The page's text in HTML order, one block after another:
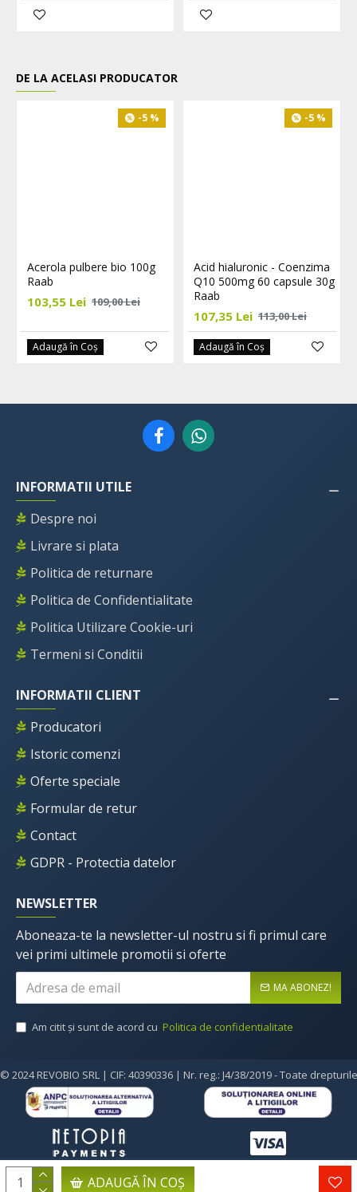
ADAUGĂ ÎN COŞ
DE LA ACELASI PRODUCATOR
-5 %
Acerola pulbere bio 100g
Raab
103,55 Lei 109,00 Lei
Adaugă în Coş
-5 %
Acid hialuronic - Coenzima
Q10 500mg 60 capsule 30g
Raab
107,35 Lei 113,00 Lei
Adaugă în Coş
INFORMATII UTILE
Despre noi
Livrare si plata
Politica de returnare
Politica de Confidentialitate
Politica Utilizare Cookie-uri
Termeni si Conditii
INFORMATII CLIENT
Producatori
Istoric comenzi
Oferte speciale
Formular de retur
Contact
GDPR - Protectia datelor
NEWSLETTER
Aboneaza-te la newsletter-ul nostru si fi primul care
vei primi ultimele promotii si oferte
MA ABONEZ!
Am citit şi sunt de acord cu Politica de confidentialitate
© 2024 REVOBIO SRL | CIF: 40390336 | Nr. reg.: J4/38/2019 - Toate